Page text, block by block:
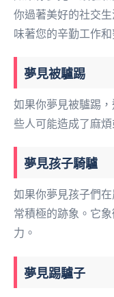
你過著美好的社交
味著您的辛勤工作
夢見被驢踢
如果你夢見被驢踢
些人可能造成了麻
夢見孩子騎驢
如果你夢見孩子們
常積極的跡象。它
力。
夢見踢驢子